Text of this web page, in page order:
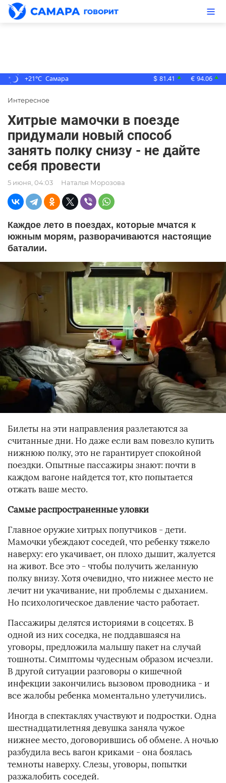
+21°C Самара $ 81.41 ▲ € 94.06 ▲
Интересное
Хитрые мамочки в поезде
придумали новый способ
занять полку снизу - не дайте
себя провести
5 июня, 04:03 Наталья Морозова
Каждое лето в поездах, которые мчатся к
южным морям, разворачиваются настоящие
баталии.
Билеты на эти направления разлетаются за
считанные дни. Но даже если вам повезло купить
нижнюю полку, это не гарантирует спокойной
поездки. Опытные пассажиры знают: почти в
каждом вагоне найдется тот, кто попытается
отжать ваше место.
Самые распространенные уловки
Главное оружие хитрых попутчиков - дети.
Мамочки убеждают соседей, что ребенку тяжело
наверху: его укачивает, он плохо дышит, жалуется
на живот. Все это - чтобы получить желанную
полку внизу. Хотя очевидно, что нижнее место не
лечит ни укачивание, ни проблемы с дыханием.
Но психологическое давление часто работает.
Пассажиры делятся историями в соцсетях. В
одной из них соседка, не поддавшаяся на
уговоры, предложила малышу пакет на случай
тошноты. Симптомы чудесным образом исчезли.
В другой ситуации разговоры о кишечной
инфекции закончились вызовом проводника - и
все жалобы ребенка моментально улетучились.
Иногда в спектаклях участвуют и подростки. Одна
шестнадцатилетняя девушка заняла чужое
нижнее место, договорившись об обмене. А ночью
разбудила весь вагон криками - она боялась
темноты наверху. Слезы, уговоры, попытки
разжалобить соседей.